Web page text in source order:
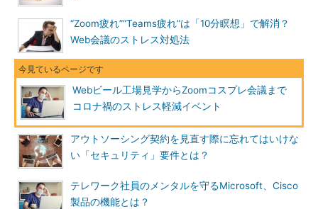
“Zoom疲れ”“Teams疲れ”は「10分瞑想」で解消？
Web会議のストレス対処法
Webビール工場見学からZoomコスプレ会議まで
コロナ禍のストレス軽減イベント
アウトソーシング契約を見直す際に忘れてはいけな
い「セキュリティ」要件とは？
テレワーク社員のメンタルを守るMicrosoft、Cisco
製品の機能とは？